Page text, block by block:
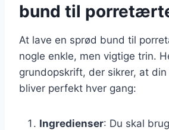
bund til
At lave en sprød bund til
nogle enkle, men vigtige trin.
grundopskrift, der sikrer, at
bliver perfekt hver gang:
Ingredienser: Du skal